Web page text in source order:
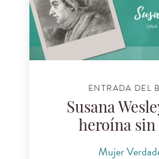
ENTRADA DEL
Susana
heroína sin
Mujer